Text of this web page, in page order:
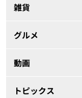
雑貨
グルメ
動画
トピックス